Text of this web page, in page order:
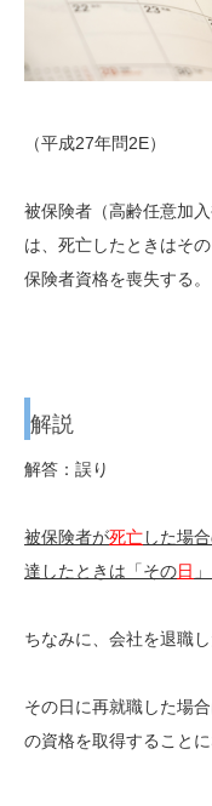
（平成27年問2E）
被保険者（高齢任意加
は、死亡したときはそ
保険者資格を喪失する。
解説
解答：誤り
被保険者が死亡した場
達したときは「その日
ちなみに、会社を退職
その日に再就職した場
の資格を取得することに